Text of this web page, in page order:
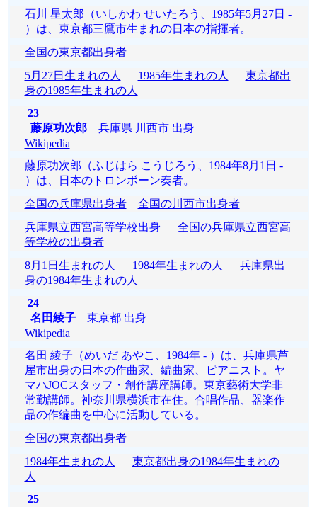
石川 星太郎（いしかわ せいたろう、1985年5月27日 -
）は、東京都三鷹市生まれの日本の指揮者。
全国の東京都出身者
5月27日生まれの人
1985年生まれの人
東京都出
身の1985年生まれの人
23
藤原功次郎兵庫県 川西市 出身
Wikipedia
藤原功次郎（ふじはら こうじろう、1984年8月1日 -
）は、日本のトロンボーン奏者。
全国の兵庫県出身者
全国の川西市出身者
兵庫県立西宮高等学校出身 全国の兵庫県立西宮高
等学校の出身者
8月1日生まれの人
1984年生まれの人
兵庫県出
身の1984年生まれの人
24
名田綾子東京都 出身
Wikipedia
名田 綾子（めいだ あやこ、1984年 - ）は、兵庫県芦
屋市出身の日本の作曲家、編曲家、ピアニスト。ヤ
マハJOCスタッフ・創作講座講師。東京藝術大学非
常勤講師。神奈川県横浜市在住。合唱作品、器楽作
品の作編曲を中心に活動している。
全国の東京都出身者
1984年生まれの人
東京都出身の1984年生まれの
人
25